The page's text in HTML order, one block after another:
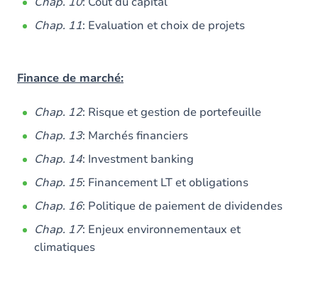
Chap. 11: Evaluation et choix de projets
Finance de marché:
Chap. 12: Risque et gestion de portefeuille
Chap. 13: Marchés financiers
Chap. 14: Investment banking
Chap. 15: Financement LT et obligations
Chap. 16: Politique de paiement de dividendes
Chap. 17: Enjeux environnementaux et
climatiques